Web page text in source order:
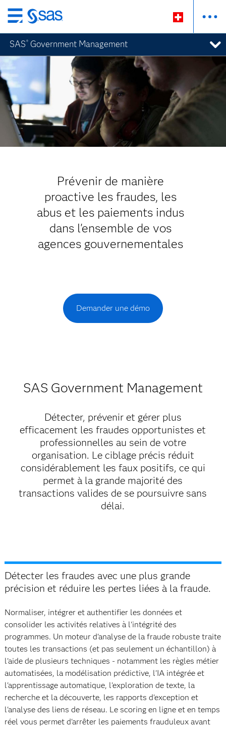
Passer
au
contenu
principal
SAS ® Government Management
Prévenir de manière
proactive les fraudes, les
abus et les paiements indus
dans l'ensemble de vos
agences gouvernementales
Demander une démo
SAS Government Management
Détecter, prévenir et gérer plus
efficacement les fraudes opportunistes et
professionnelles au sein de votre
organisation. Le ciblage précis réduit
considérablement les faux positifs, ce qui
permet à la grande majorité des
transactions valides de se poursuivre sans
délai.
Détecter les fraudes avec une plus grande
précision et réduire les pertes liées à la fraude.
Normaliser, intégrer et authentifier les données et
consolider les activités relatives à l'intégrité des
programmes. Un moteur d'analyse de la fraude robuste traite
toutes les transactions (et pas seulement un échantillon) à
l'aide de plusieurs techniques - notamment les règles métier
automatisées, la modélisation prédictive, l'IA intégrée et
l'apprentissage automatique, l'exploration de texte, la
recherche et la découverte, les rapports d'exception et
l'analyse des liens de réseau. Le scoring en ligne et en temps
réel vous permet d'arrêter les paiements frauduleux avant